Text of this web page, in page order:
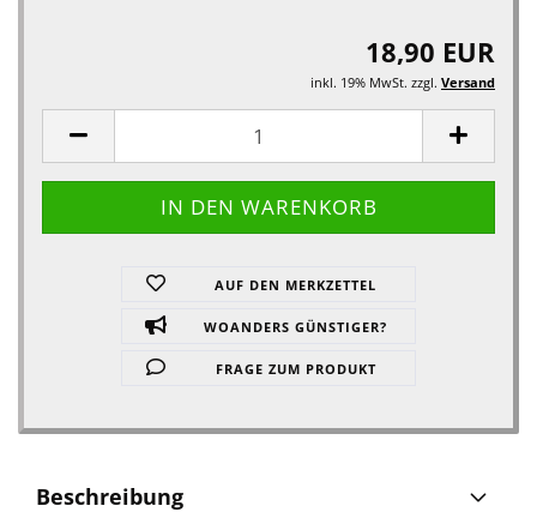
18,90 EUR
inkl. 19% MwSt. zzgl. Versand
AUF DEN MERKZETTEL
WOANDERS GÜNSTIGER?
FRAGE ZUM PRODUKT
Beschreibung